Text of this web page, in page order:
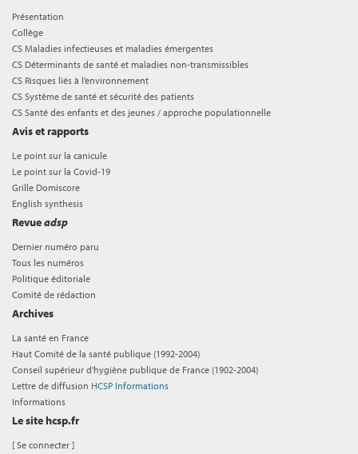
Présentation
Collège
CS Maladies infectieuses et maladies émergentes
CS Déterminants de santé et maladies non-transmissibles
CS Risques liés à l’environnement
CS Système de santé et sécurité des patients
CS Santé des enfants et des jeunes / approche populationnelle
Avis et rapports
Le point sur la canicule
Le point sur la Covid-19
Grille Domiscore
English synthesis
Revueadsp
Dernier numéro paru
Tous les numéros
Politique éditoriale
Comité de rédaction
Archives
La santé en France
Haut Comité de la santé publique (1992-2004)
Conseil supérieur d'hygiène publique de France (1902-2004)
Lettre de diffusion HCSP Informations
Informations
Le site hcsp.fr
[Se connecter ]